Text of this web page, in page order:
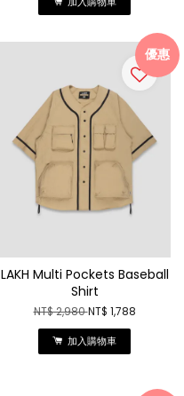
優惠
LAKH Multi Pockets Baseball
Shirt
NT$ 2,980NT$ 1,788
加入購物車